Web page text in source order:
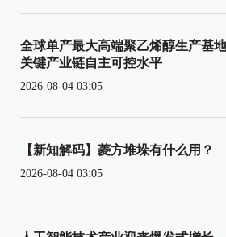
全球单产最大高端聚乙烯醇生产基
关键产业链自主可控水平
2026-08-04 03:05
【新知解码】菱方堆垛有什么用？
2026-08-04 03:05